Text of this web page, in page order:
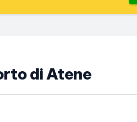
di Atene